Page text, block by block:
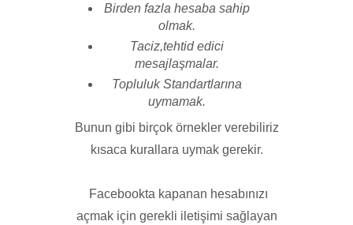
Birden fazla hesaba sahip
olmak.
Taciz,tehtid edici
mesajlaşmalar.
Topluluk Standartlarına
uymamak.
Bunun gibi birçok örnekler verebiliriz
kısaca kurallara uymak gerekir.
Facebookta kapanan hesabınızı
açmak için gerekli iletişimi sağlayan